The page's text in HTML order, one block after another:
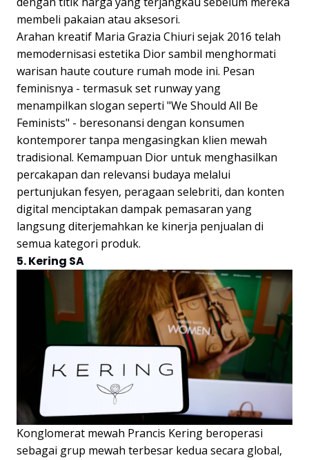
membeli pakaian atau aksesori.
Arahan kreatif Maria Grazia Chiuri sejak 2016 telah
memodernisasi estetika Dior sambil menghormati
warisan haute couture rumah mode ini. Pesan
feminisnya - termasuk set runway yang
menampilkan slogan seperti "We Should All Be
Feminists" - beresonansi dengan konsumen
kontemporer tanpa mengasingkan klien mewah
tradisional. Kemampuan Dior untuk menghasilkan
percakapan dan relevansi budaya melalui
pertunjukan fesyen, peragaan selebriti, dan konten
digital menciptakan dampak pemasaran yang
langsung diterjemahkan ke kinerja penjualan di
semua kategori produk.
5. Kering SA
Konglomerat mewah Prancis Kering beroperasi
sebagai grup mewah terbesar kedua secara global,